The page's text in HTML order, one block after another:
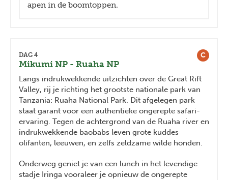
apen in de boomtoppen.
C
DAG 4
Mikumi NP - Ruaha NP
Langs indrukwekkende uitzichten over de Great Rift
Valley, rij je richting het grootste nationale park van
Tanzania: Ruaha National Park. Dit afgelegen park
staat garant voor een authentieke ongerepte safari-
ervaring. Tegen de achtergrond van de Ruaha river en
indrukwekkende baobabs leven grote kuddes
olifanten, leeuwen, en zelfs zeldzame wilde honden.
Onderweg geniet je van een lunch in het levendige
stadje Iringa vooraleer je opnieuw de ongerepte